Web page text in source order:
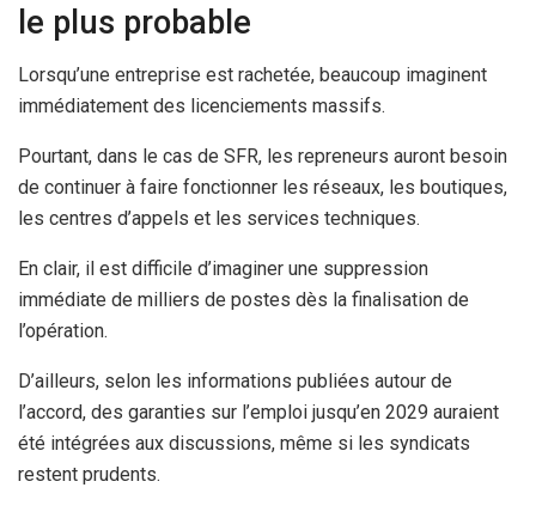
le plus probable
Lorsqu’une entreprise est rachetée, beaucoup imaginent
immédiatement des licenciements massifs.
Pourtant, dans le cas de SFR, les repreneurs auront besoin
de continuer à faire fonctionner les réseaux, les boutiques,
les centres d’appels et les services techniques.
En clair, il est difficile d’imaginer une suppression
immédiate de milliers de postes dès la finalisation de
l’opération.
D’ailleurs, selon les informations publiées autour de
l’accord, des garanties sur l’emploi jusqu’en 2029 auraient
été intégrées aux discussions, même si les syndicats
restent prudents.